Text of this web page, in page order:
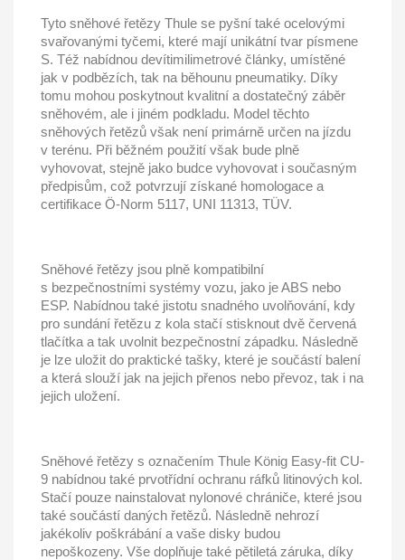
Tyto sněhové řetězy Thule se pyšní také ocelovými
svařovanými tyčemi, které mají unikátní tvar písmene
S. Též nabídnou devítimilimetrové články, umístěné
jak v podbězích, tak na běhounu pneumatiky. Díky
tomu mohou poskytnout kvalitní a dostatečný záběr
sněhovém, ale i jiném podkladu. Model těchto
sněhových řetězů však není primárně určen na jízdu
v terénu. Při běžném použití však bude plně
vyhovovat, stejně jako budce vyhovovat i současným
předpisům, což potvrzují získané homologace a
certifikace Ö-Norm 5117, UNI 11313, TÜV.
Sněhové řetězy jsou plně kompatibilní
s bezpečnostními systémy vozu, jako je ABS nebo
ESP. Nabídnou také jistotu snadného uvolňování, kdy
pro sundání řetězu z kola stačí stisknout dvě červená
tlačítka a tak uvolnit bezpečnostní západku. Následně
je lze uložit do praktické tašky, které je součástí balení
a která slouží jak na jejich přenos nebo převoz, tak i na
jejich uložení.
Sněhové řetězy s označením Thule König Easy-fit CU-
9 nabídnou také prvotřídní ochranu ráfků litinových kol.
Stačí pouze nainstalovat nylonové chrániče, které jsou
také součástí daných řetězů. Následně nehrozí
jakékoliv poškrábání a vaše disky budou
nepoškozeny. Vše doplňuje také pětiletá záruka, díky